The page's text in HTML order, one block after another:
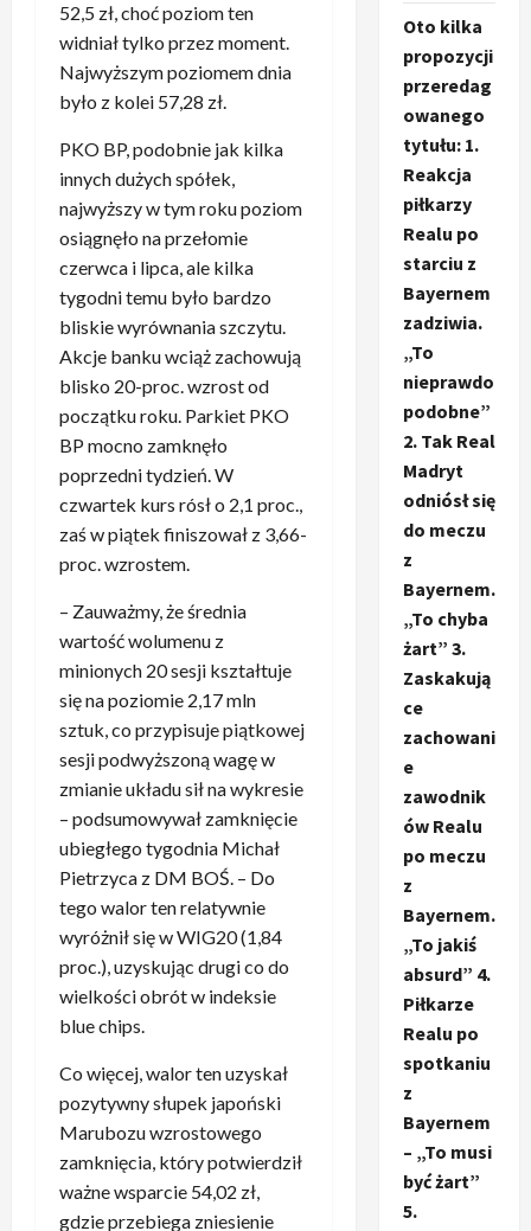
52,5 zł, choć poziom ten
widniał tylko przez moment.
Najwyższym poziomem dnia
było z kolei 57,28 zł.
PKO BP, podobnie jak kilka
innych dużych spółek,
najwyższy w tym roku poziom
osiągnęło na przełomie
czerwca i lipca, ale kilka
tygodni temu było bardzo
bliskie wyrównania szczytu.
Akcje banku wciąż zachowują
blisko 20-proc. wzrost od
początku roku. Parkiet PKO
BP mocno zamknęło
poprzedni tydzień. W
czwartek kurs rósł o 2,1 proc.,
zaś w piątek finiszował z 3,66-
proc. wzrostem.
– Zauważmy, że średnia
wartość wolumenu z
minionych 20 sesji kształtuje
się na poziomie 2,17 mln
sztuk, co przypisuje piątkowej
sesji podwyższoną wagę w
zmianie układu sił na wykresie
– podsumowywał zamknięcie
ubiegłego tygodnia Michał
Pietrzyca z DM BOŚ. – Do
tego walor ten relatywnie
wyróżnił się w WIG20 (1,84
proc.), uzyskując drugi co do
wielkości obrót w indeksie
blue chips.
Co więcej, walor ten uzyskał
pozytywny słupek japoński
Marubozu wzrostowego
zamknięcia, który potwierdził
ważne wsparcie 54,02 zł,
gdzie przebiega zniesienie
Oto kilka
propozycji
przeredag
owanego
tytułu: 1.
Reakcja
piłkarzy
Realu po
starciu z
Bayernem
zadziwia.
„To
nieprawdo
podobne”
2. Tak Real
Madryt
odniósł się
do meczu
z
Bayernem.
„To chyba
żart” 3.
Zaskakują
ce
zachowani
e
zawodnik
ów Realu
po meczu
z
Bayernem.
„To jakiś
absurd” 4.
Piłkarze
Realu po
spotkaniu
z
Bayernem
– „To musi
być żart”
5.